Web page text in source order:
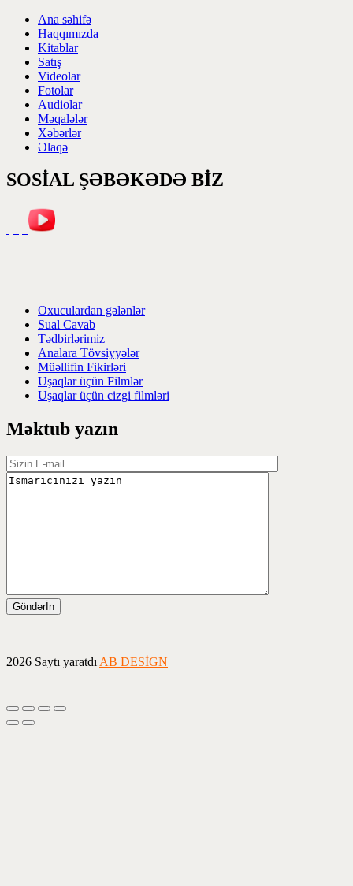
Ana səhifə
Haqqımızda
Kitablar
Satış
Videolar
Fotolar
Audiolar
Məqalələr
Xəbərlər
Əlaqə
SOSİAL ŞƏBƏKƏDƏ BİZ
Oxuculardan gələnlər
Sual Cavab
Tədbirlərimiz
Analara Tövsiyyələr
Müəllifin Fikirləri
Uşaqlar üçün Filmlər
Uşaqlar üçün cizgi filmləri
Məktub yazın
2026 Saytı yaratdı AB DESİGN